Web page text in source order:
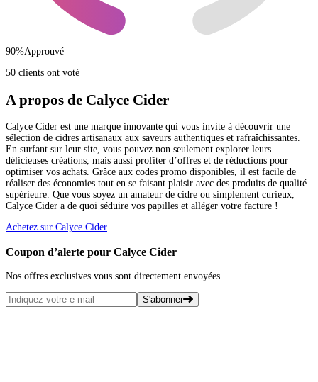
90%Approuvé
50 clients ont voté
A propos de Calyce Cider
Calyce Cider est une marque innovante qui vous invite à découvrir une
sélection de cidres artisanaux aux saveurs authentiques et rafraîchissantes.
En surfant sur leur site, vous pouvez non seulement explorer leurs
délicieuses créations, mais aussi profiter d’offres et de réductions pour
optimiser vos achats. Grâce aux codes promo disponibles, il est facile de
réaliser des économies tout en se faisant plaisir avec des produits de qualité
supérieure. Que vous soyez un amateur de cidre ou simplement curieux,
Calyce Cider a de quoi séduire vos papilles et alléger votre facture !
Achetez sur Calyce Cider
Coupon d’alerte pour Calyce Cider
Nos offres exclusives vous sont directement envoyées.
S'abonner